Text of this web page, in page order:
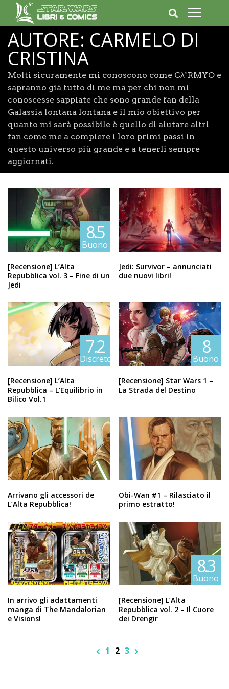
AUTORE: CARMELO DI
CRISTINA
Molti sicuramente mi conoscono come Cλ²RMYO e
sapranno già tutto di me ma per chi non mi
conoscesse sappiate che sono grande fan della
Galassia lontana lontana e il mio obiettivo per
quanto mi sarà possibile è quello di aiutare altri
fan come me a compiere i loro primi passi in
questo universo più grande e a tenerli sempre
aggiornati.
8.5
Buono
[Recensione] L’Alta
Repubblica vol. 3 – Fine di un
Jedi
Jedi: Survivor – annunciati
due nuovi libri!
7.2
Discreto
[Recensione] L’Alta
Repubblica – L’Equilibrio in
Bilico Vol.1
8
Buono
[Recensione] Star Wars 1 –
La Strada del Destino
Arrivano gli accessori de
L’Alta Repubblica!
Obi-Wan #1 – Rilasciato il
primo estratto!
In arrivo gli adattamenti
manga di The Mandalorian
e Visions!
8.3
Buono
[Recensione] L’Alta
Repubblica vol. 2 – Il Cuore
dei Drengir
1 2 3